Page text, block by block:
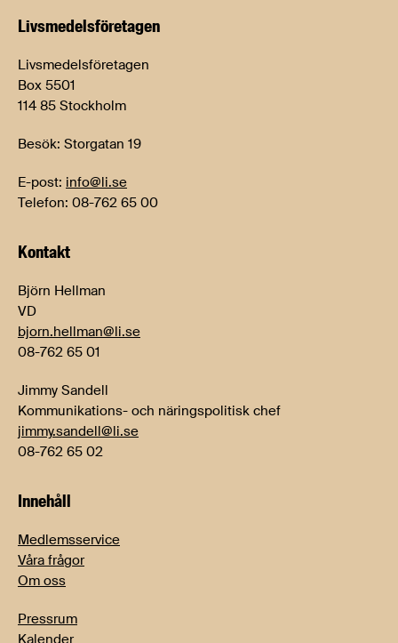
Livsmedels­företagen
Livsmedelsföretagen
Box 5501
114 85 Stockholm
Besök: Storgatan 19
E-post: info@li.se
Telefon: 08-762 65 00
Kontakt
Björn Hellman
VD
bjorn.hellman@li.se
08-762 65 01
Jimmy Sandell
Kommunikations- och näringspolitisk chef
jimmy.sandell@li.se
08-762 65 02
Innehåll
Medlemsservice
Våra frågor
Om oss
Pressrum